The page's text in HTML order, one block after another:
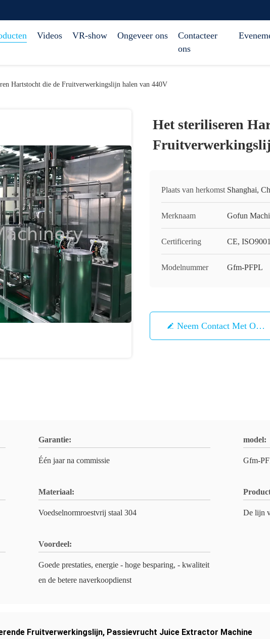
Videos VR-show Ongeveer ons
Contacteer
ons
Hartstocht die de Fruitverwerkingslijn halen van 440V
Het steriliseren
Plaats van herkomst Shanghai,
Merknaam Gofun
Certificering CE, ISO9001
Modelnummer Gfm-PFPL
Neem Contact Met Ons
Garantie:
Één jaar na commissie
model:
Gfm-
Materiaal:
Voedselnormroestvrij staal 304 De lijn
Voordeel:
Goede prestaties, energie - hoge besparing, - kwaliteit
en de betere naverkoopdienst
Fruitverwerkingslijn, Passievrucht Juice Extractor Machine